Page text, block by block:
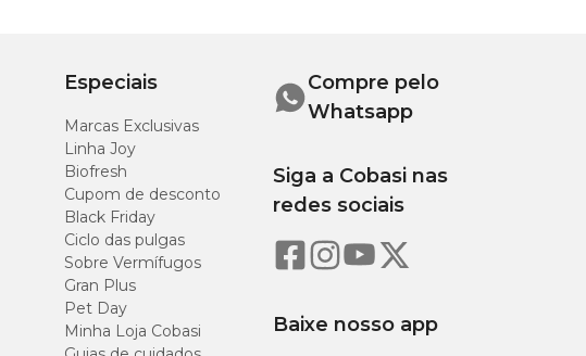
Especiais
Marcas Exclusivas
Linha Joy
Biofresh
Cupom de desconto
Black Friday
Ciclo das pulgas
Sobre Vermífugos
Gran Plus
Pet Day
Minha Loja Cobasi
Compre pelo
Whatsapp
Siga a Cobasi nas
redes sociais
Baixe nosso app